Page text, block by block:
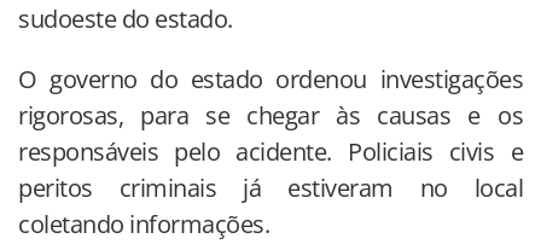
sudoeste do estado.
O governo do estado ordenou investigações
rigorosas, para se chegar às causas e os
responsáveis pelo acidente. Policiais civis e
peritos criminais já estiveram no local
coletando informações.